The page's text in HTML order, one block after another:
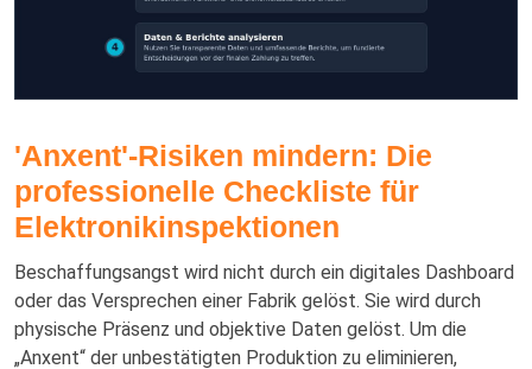
'Anxent'-Risiken mindern: Die
professionelle Checkliste für
Elektronikinspektionen
Beschaffungsangst wird nicht durch ein digitales Dashboard
oder das Versprechen einer Fabrik gelöst. Sie wird durch
physische Präsenz und objektive Daten gelöst. Um die
„Anxent“ der unbestätigten Produktion zu eliminieren,